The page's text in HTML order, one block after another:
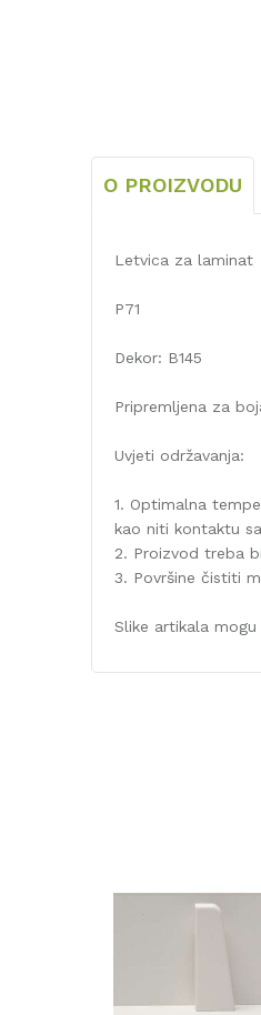
O PROIZVODU
Letvica za laminat
P71
Dekor: B145
Pripremljena za
Uvjeti održavanja:
1. Optimalna
kao niti kontaktu
2. Proizvod treba
3. Površine čistiti
Slike artikala
Širina (mm)